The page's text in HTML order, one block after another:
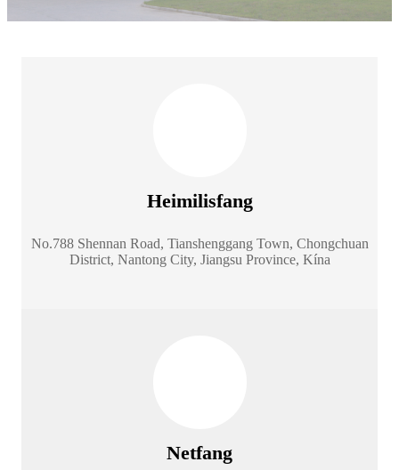
Heimilisfang
No.788 Shennan Road, Tianshenggang Town, Chongchuan
District, Nantong City, Jiangsu Province, Kína
Netfang